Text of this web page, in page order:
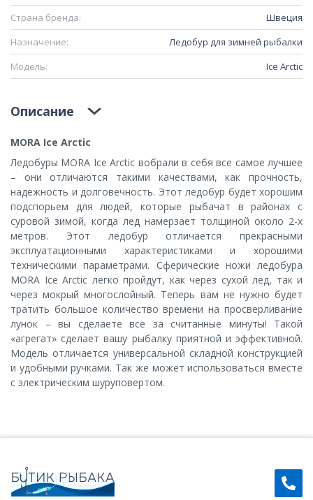
Страна бренда:
Швеция
Назначение:
Ледобур для зимней рыбалки
Модель:
Ice Arctic
Описание
MORA Ice Arctic
Ледобуры MORA Ice Arctic вобрали в себя все самое лучшее
– они отличаются такими качествами, как прочность,
надежность и долговечность. Этот ледобур будет хорошим
подспорьем для людей, которые рыбачат в районах с
суровой зимой, когда лед намерзает толщиной около 2-х
метров. Этот ледобур отличается прекрасными
эксплуатационными характеристиками и хорошими
техническими параметрами. Сферические ножи ледобура
MORA Ice Arctic легко пройдут, как через сухой лед, так и
через мокрый многослойный. Теперь вам не нужно будет
тратить большое количество времени на просверливание
лунок – вы сделаете все за считанные минуты! Такой
«агрегат» сделает вашу рыбалку приятной и эффективной.
Модель отличается универсальной складной конструкцией
и удобными ручками. Так же может использоваться вместе
с электрическим шуруповертом.